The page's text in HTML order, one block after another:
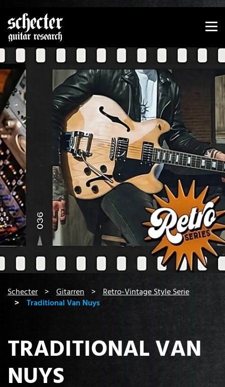
Zeige besser passende Version dieser Seite
Diese Meldung nicht mehr anzeigen
Schecter Gitarren
Retro-Vintage Style Serie
Traditional Van Nuys
TRADITIONAL VAN
NUYS